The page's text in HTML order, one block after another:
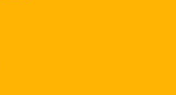
testo